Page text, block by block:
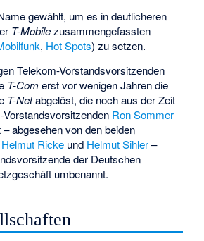
gewählt, um es in deutlicheren
T-Mobilezusammengefassten
, Hot Spots) zu setzen.
Telekom-Vorstandsvorsitzenden
T-Com erst vor wenigen Jahren die
T-Netabgelöst, die noch aus der Zeit
Ron Sommer
abgesehen von den beiden
Helmut Ricke und Helmut Sihler–
der Deutschen
umbenannt.